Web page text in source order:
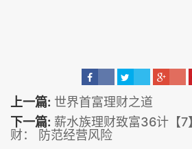
上一篇: 世界首富理财之道
下一篇: 薪水族理财致富36计【7
财： 防范经营风险